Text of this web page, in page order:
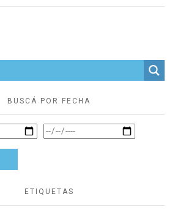
BUSCÁ POR FECHA
ETIQUETAS